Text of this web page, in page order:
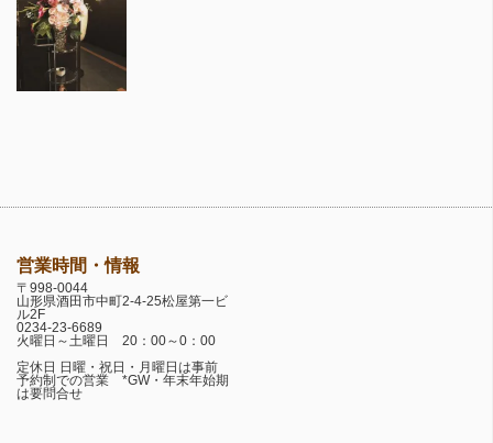
営業時間・情報
〒998-0044
山形県酒田市中町2-4-25松屋第一ビ
ル2F
0234-23-6689
火曜日～土曜日 20：00～0：00
定休日 日曜・祝日・月曜日は事前
予約制での営業 *GW・年末年始期
は要問合せ